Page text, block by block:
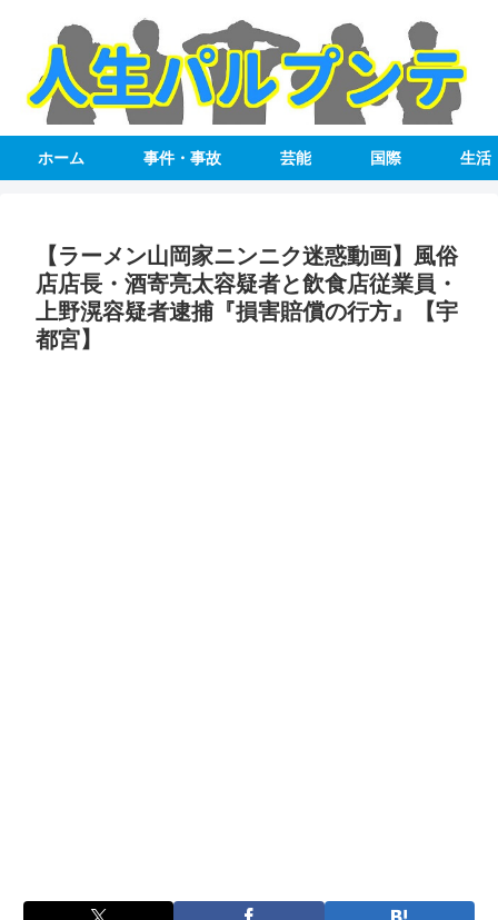
ホーム 事件・事故 芸能 国際 生活
【ラーメン山岡家ニンニク迷惑動画】風俗
店店長・酒寄亮太容疑者と飲食店従業員・
上野滉容疑者逮捕『損害賠償の行方』【宇
都宮】